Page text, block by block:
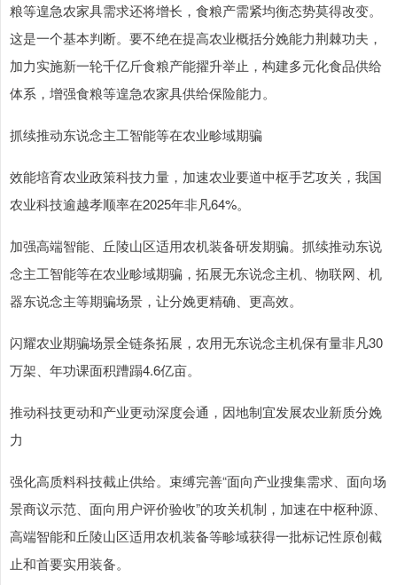
粮等遑急农家具需求还将增长，食粮产需紧均衡态势莫得改变。
这是一个基本判断。要不绝在提高农业概括分娩能力荆棘功夫，
加力实施新一轮千亿斤食粮产能擢升举止，构建多元化食品供给
体系，增强食粮等遑急农家具供给保险能力。
抓续推动东说念主工智能等在农业畛域期骗
效能培育农业政策科技力量，加速农业要道中枢手艺攻关，我国
农业科技逾越孝顺率在2025年非凡64%。
加强高端智能、丘陵山区适用农机装备研发期骗。抓续推动东说
念主工智能等在农业畛域期骗，拓展无东说念主机、物联网、机
器东说念主等期骗场景，让分娩更精确、更高效。
闪耀农业期骗场景全链条拓展，农用无东说念主机保有量非凡30
万架、年功课面积蹧蹋4.6亿亩。
推动科技更动和产业更动深度会通，因地制宜发展农业新质分娩
力
强化高质料科技截止供给。束缚完善“面向产业搜集需求、面向场
景商议示范、面向用户评价验收”的攻关机制，加速在中枢种源、
高端智能和丘陵山区适用农机装备等畛域获得一批标记性原创截
止和首要实用装备。